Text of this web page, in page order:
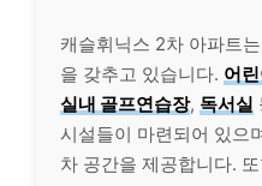
캐슬휘닉스 2차 아파트
을 갖추고 있습니다. 어
실내 골프연습장, 독서실
시설들이 마련되어 있으
차 공간을 제공합니다.